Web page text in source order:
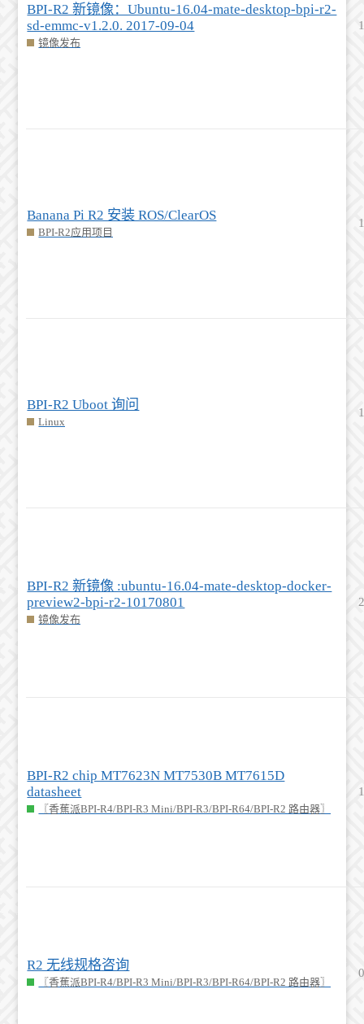
BPI-R2 新镜像：Ubuntu-16.04-mate-desktop-bpi-r2-
sd-emmc-v1.2.0. 2017-09-04
镜像发布
1
Banana Pi R2 安装 ROS/ClearOS
BPI-R2应用项目
1
BPI-R2 Uboot 询问
Linux
1
BPI-R2 新镜像 :ubuntu-16.04-mate-desktop-docker-
preview2-bpi-r2-10170801
镜像发布
2
BPI-R2 chip MT7623N MT7530B MT7615D
datasheet
〖香蕉派BPI-R4/BPI-R3 Mini/BPI-R3/BPI-R64/BPI-R2 路由器〗
1
R2 无线规格咨询
〖香蕉派BPI-R4/BPI-R3 Mini/BPI-R3/BPI-R64/BPI-R2 路由器〗
0